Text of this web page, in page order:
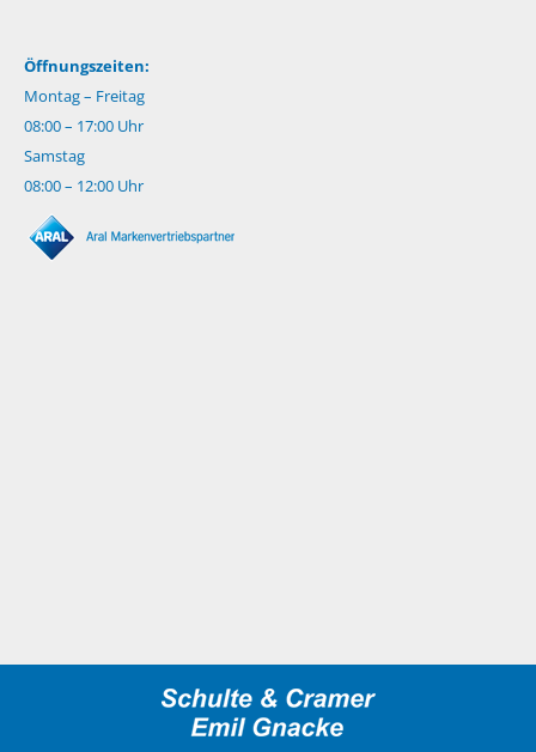
Öffnungszeiten:
Montag – Freitag
08:00 – 17:00 Uhr
Samstag
08:00 – 12:00 Uhr